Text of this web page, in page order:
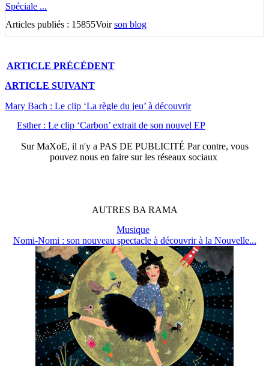
Spéciale ...
Articles publiés : 15855Voirson blog
ARTICLE PRÉCÉDENT
ARTICLE SUIVANT
Mary Bach : Le clip ‘La règle du jeu’ à découvrir
Esther : Le clip ‘Carbon’ extrait de son nouvel EP
SurMaXoE, il n'y a PAS DE PUBLICITÉ Par contre, vous
pouvez nous en faire sur les réseaux sociaux
AUTRES BA RAMA
Musique
Nomi-Nomi : son nouveau spectacle à découvrir à la Nouvelle...